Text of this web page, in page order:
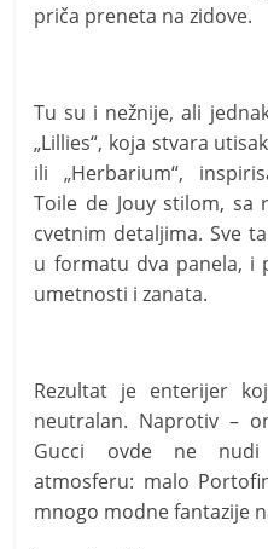
priča preneta na zidove.
Tu su i nežnije, ali
„Lillies“, koja stvara
ili „Herbarium“,
Toile de Jouy stilom, sa
cvetnim detaljima. Sve
u formatu dva panela, i
umetnosti i zanata.
Rezultat je enterijer
neutralan. Naprotiv –
Gucci ovde ne nudi
atmosferu: malo
mnogo modne fantazije